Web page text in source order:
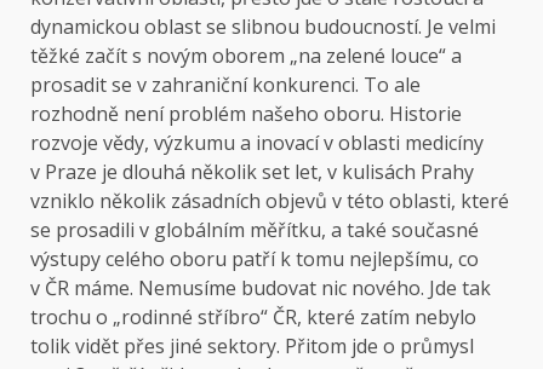
dynamickou oblast se slibnou budoucností. Je velmi
těžké začít s novým oborem „na zelené louce“ a
prosadit se v zahraniční konkurenci. To ale
rozhodně není problém našeho oboru. Historie
rozvoje vědy, výzkumu a inovací v oblasti medicíny
v Praze je dlouhá několik set let, v kulisách Prahy
vzniklo několik zásadních objevů v této oblasti, které
se prosadili v globálním měřítku, a také současné
výstupy celého oboru patří k tomu nejlepšímu, co
v ČR máme. Nemusíme budovat nic nového. Jde tak
trochu o „rodinné stříbro“ ČR, které zatím nebylo
tolik vidět přes jiné sektory. Přitom jde o průmysl